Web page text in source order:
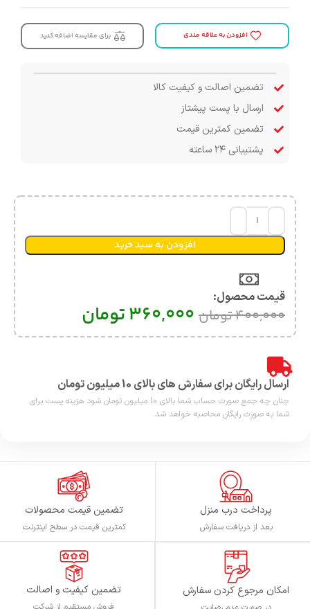
افزودن به علاقه مندی برای مقایسه اضافه کنید
تضمین اصالت و کیفیت کالا
ارسال با پست پیشتاز
تضمین کمترین قیمت
پشتیبانی ۲۴ ساعته
افزودن به سبد خرید
قیمت محصول:​
400,000تومان 360,000تومان
ارسال رایگان برای سفارش های بالای 10 میلیون تومان
چنان چه جمع صورت حساب شما بالای 10 میلیون تومان شود هزینه پست برای
شما به صورت رایگان محاصبه خواهد شد.
پرداخت درب منزل
بعد از دریافت سفارش
تضمین قیمت محصولات
کمترین قیمت در سطح اینترنت
امکان مرجوع کردن سفارش تضمین کیفیت و اصالت